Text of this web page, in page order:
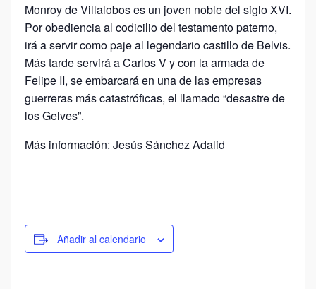
Monroy de Villalobos es un joven noble del siglo XVI.
Por obediencia al codicilio del testamento paterno,
irá a servir como paje al legendario castillo de Belvis.
Más tarde servirá a Carlos V y con la armada de
Felipe II, se embarcará en una de las empresas
guerreras más catastróficas, el llamado “desastre de
los Gelves”.
Más información: Jesús Sánchez Adalid
Añadir al calendario